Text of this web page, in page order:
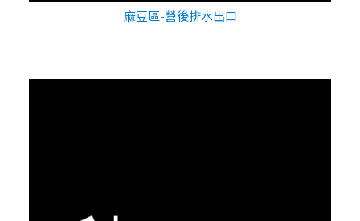
麻豆區-營後排水出口